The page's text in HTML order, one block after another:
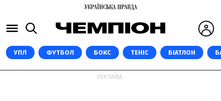
УПЛ ФУТБОЛ БОКС ТЕНІС БІАТЛОН
РЕКЛАМА: